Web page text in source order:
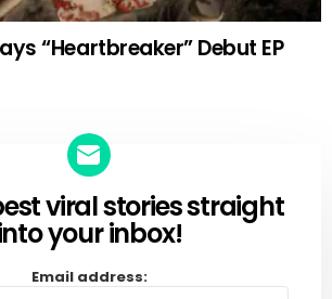
“Heartbreaker” Debut EP
viral stories straight
your inbox!
Email address: